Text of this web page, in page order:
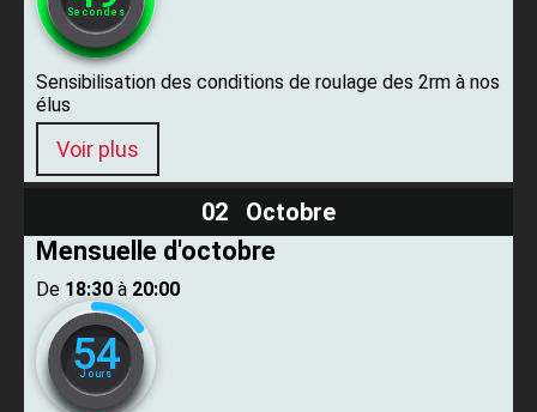
Secondes
Sensibilisation des conditions de roulage des 2rm à nos
élus
Voir plus
02 Octobre
Mensuelle d'octobre
De ​ 18:30 ​ à ​ 20:00
54
Jours